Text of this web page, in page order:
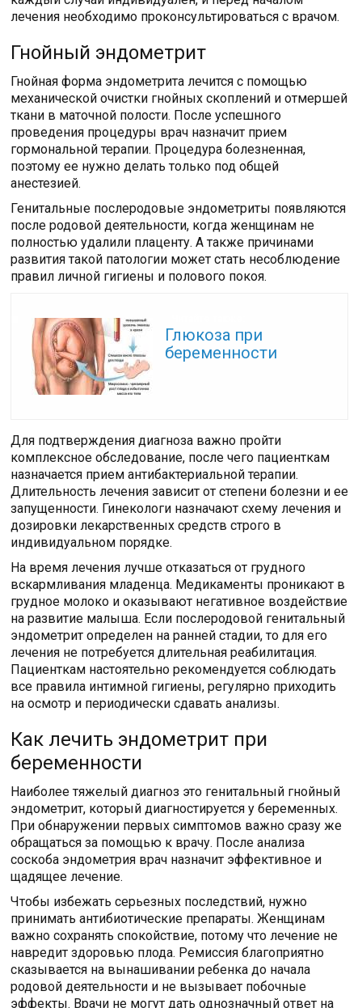
лечения необходимо проконсультироваться с врачом.
Гнойный эндометрит
Гнойная форма эндометрита лечится с помощью
механической очистки гнойных скоплений и отмершей
ткани в маточной полости. После успешного
проведения процедуры врач назначит прием
гормональной терапии. Процедура болезненная,
поэтому ее нужно делать только под общей
анестезией.
Генитальные послеродовые эндометриты появляются
после родовой деятельности, когда женщинам не
полностью удалили плаценту. А также причинами
развития такой патологии может стать несоблюдение
правил личной гигиены и полового покоя.
Глюкоза при
беременности
Для подтверждения диагноза важно пройти
комплексное обследование, после чего пациенткам
назначается прием антибактериальной терапии.
Длительность лечения зависит от степени болезни и ее
запущенности. Гинекологи назначают схему лечения и
дозировки лекарственных средств строго в
индивидуальном порядке.
На время лечения лучше отказаться от грудного
вскармливания младенца. Медикаменты проникают в
грудное молоко и оказывают негативное воздействие
на развитие малыша. Если послеродовой генитальный
эндометрит определен на ранней стадии, то для его
лечения не потребуется длительная реабилитация.
Пациенткам настоятельно рекомендуется соблюдать
все правила интимной гигиены, регулярно приходить
на осмотр и периодически сдавать анализы.
Как лечить эндометрит при
беременности
Наиболее тяжелый диагноз это генитальный гнойный
эндометрит, который диагностируется у беременных.
При обнаружении первых симптомов важно сразу же
обращаться за помощью к врачу. После анализа
соскоба эндометрия врач назначит эффективное и
щадящее лечение.
Чтобы избежать серьезных последствий, нужно
принимать антибиотические препараты. Женщинам
важно сохранять спокойствие, потому что лечение не
навредит здоровью плода. Ремиссия благоприятно
сказывается на вынашивании ребенка до начала
родовой деятельности и не вызывает побочные
эффекты. Врачи не могут дать однозначный ответ на